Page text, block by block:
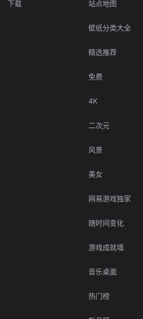
下载 站点地图
壁纸分类大全
精选推荐
免费
4K
二次元
风景
美女
网易游戏独家
随时间变化
游戏成就墙
音乐桌面
热门榜